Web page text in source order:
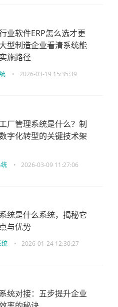
业软件ERP怎么选才更
型制造企业看清系统能
施路径
• 2026-03-19 15:35:39
厂管理系统是什么？制
字化转型的关键技术架
• 2026-03-09 11:27:06
统是什么系统，揭秘它
与优势
统 • 2026-01-24 12:30:27
统对接：五步提升企业